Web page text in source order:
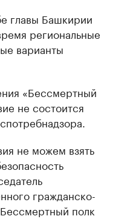
главы Башкирии
региональные
варианты
«Бессмертный
не состоится
не можем взять
гражданско-
полк